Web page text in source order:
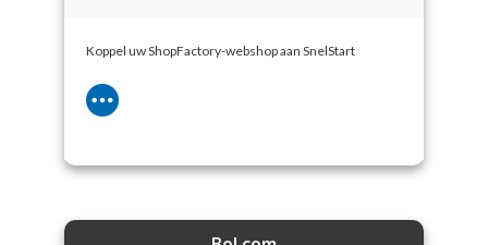
Koppel uw ShopFactory-webshop aan SnelStart